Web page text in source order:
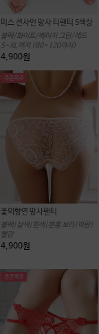
미스 션사인 망사 티팬티 5색상
블랙/화이트/베이지 그린/레드
S~XL까지 (80~120까지)
4,900원
꽃의향연 망사팬티
블랙|살색|흰색|분홍 보라|파랑|
빨강
4,900원